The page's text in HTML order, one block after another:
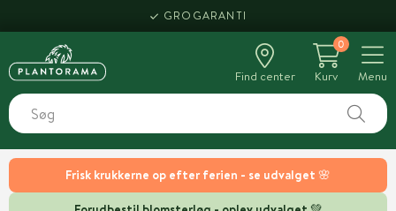
Frisk krukkerne op efter ferien - se udvalget 🌸
GROGARANTI
Find center
0
Kurv
Menu